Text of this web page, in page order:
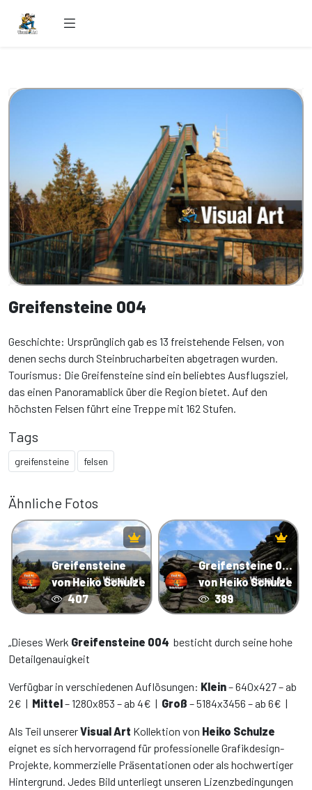
Greifensteine 004
Geschichte: Ursprünglich gab es 13 freistehende Felsen, von
denen sechs durch Steinbrucharbeiten abgetragen wurden.
Tourismus: Die Greifensteine ​​sind ein beliebtes Ausflugsziel,
das einen Panoramablick über die Region bietet. Auf den
höchsten Felsen führt eine Treppe mit 162 Stufen.
Tags
greifensteine felsen
Ähnliche Fotos
Greifensteine
von Heiko Schulze
407
Greifensteine 002
von Heiko Schulze
389
„Dieses Werk Greifensteine 004 besticht durch seine hohe
Detailgenauigkeit
Verfügbar in verschiedenen Auflösungen: Klein– 640x427 – ab
2€ | Mittel– 1280x853 – ab 4€ | Groß – 5184x3456 – ab 6€ |
Als Teil unsererVisual Art Kollektion von Heiko Schulze
eignet es sich hervorragend für professionelle Grafikdesign-
Projekte, kommerzielle Präsentationen oder als hochwertiger
Hintergrund. Jedes Bild unterliegt unseren Lizenzbedingungen